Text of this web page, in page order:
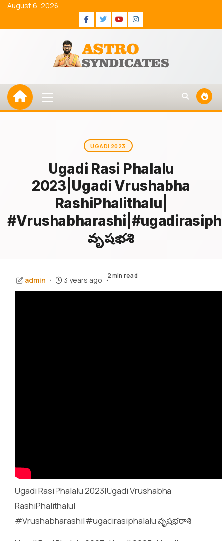
Skip
content
August 6, 2026
Facebook
Twitter
Youtube
Instagram
Menu
UGADI 2023
Ugadi Rasi Phalalu
2023|Ugadi Vrushabha
RashiPhalithalu|
వృషభరాశి
admin 3 years ago 2 min read
Ugadi Rasi Phalalu 2023|Ugadi Vrushabha
RashiPhalithalu|
#Vrushabharashi|#ugadirasiphalalu వృషభరాశి